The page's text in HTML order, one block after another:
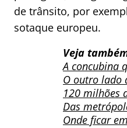
de trânsito, por
sotaque europeu.
Veja
A concubina
O outro lado
120 milhões
Das
Onde ficar